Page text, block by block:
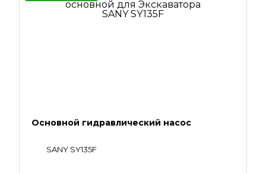
Основной гидравлический насос
SANY SY135F